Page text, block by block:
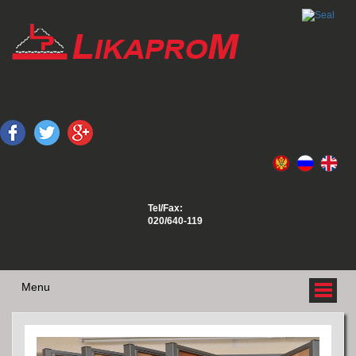
Tel/Fax:
020/640-119
Menu